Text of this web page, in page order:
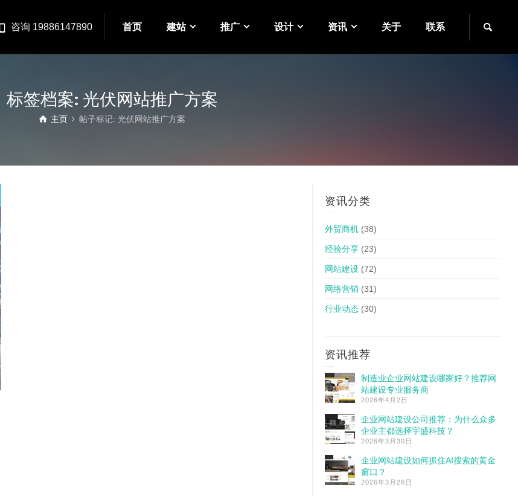
咨询 19886147890 首页 建站 推广 设计 资讯 关于 联系
标签档案: 光伏网站推广方案
主页 帖子标记: 光伏网站推广方案
资讯分类
外贸商机 (38)
经验分享 (23)
网站建设 (72)
网络营销 (31)
行业动态 (30)
资讯推荐
制造业企业网站建设哪家好？推荐网
站建设专业服务商
2026年4月2日
企业网站建设公司推荐：为什么众多
企业主都选择宇盛科技？
2026年3月30日
企业网站建设如何抓住AI搜索的黄金
窗口？
2026年3月26日